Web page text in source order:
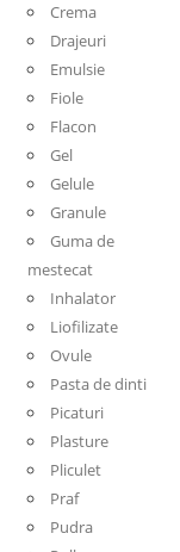
Crema
Drajeuri
Emulsie
Fiole
Flacon
Gel
Gelule
Granule
Guma de
mestecat
Inhalator
Liofilizate
Ovule
Pasta de dinti
Picaturi
Plasture
Pliculet
Praf
Pudra